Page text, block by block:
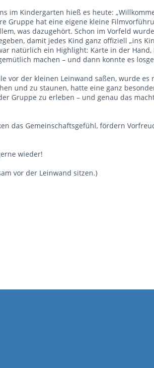
im Kindergarten hieß es heute:
Gruppe hat eine eigene kleine
was dazugehört. Schon im Vorfeld
damit jedes Kind ganz offiziell „ins
natürlich ein Highlight: Karte in der Hand,
machen – und dann konnte es
vor der kleinen Leinwand saßen, wurde es
und zu staunen, hatte eine ganz
Gruppe zu erleben – und genau das
das Gemeinschaftsgefühl, fördern
wieder!
vor der Leinwand sitzen.)